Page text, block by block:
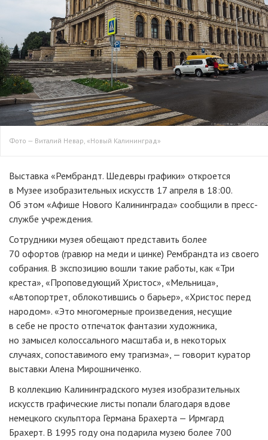
Фото — Виталий Невар, «Новый Калининград»
Выставка «Рембрандт. Шедевры графики» откроется
в Музее изобразительных искусств 17 апреля в 18:00.
Об этом «Афише Нового Калининграда» сообщили в пресс-
службе учреждения.
Сотрудники музея обещают представить более
70 офортов (гравюр на меди и цинке) Рембрандта из своего
собрания. В экспозицию вошли такие работы, как «Три
креста», «Проповедующий Христос», «Мельница»,
«Автопортрет, облокотившись о барьер», «Христос перед
народом». «Это многомерные произведения, несущие
в себе не просто отпечаток фантазии художника,
но замысел колоссального масштаба и, в некоторых
случаях, сопоставимого ему трагизма», — говорит куратор
выставки Алена Мирошниченко.
В коллекцию Калининградского музея изобразительных
искусств графические листы попали благодаря вдове
немецкого скульптора Германа Брахерта — Ирмгард
Брахерт. В 1995 году она подарила музею более 700